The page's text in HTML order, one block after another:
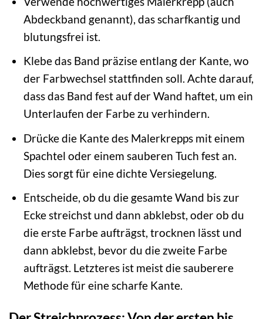
Abdeckband genannt), das scharfkantig und
blutungsfrei ist.
Klebe das Band präzise entlang der Kante, wo
der Farbwechsel stattfinden soll. Achte darauf,
dass das Band fest auf der Wand haftet, um ein
Unterlaufen der Farbe zu verhindern.
Drücke die Kante des Malerkrepps mit einem
Spachtel oder einem sauberen Tuch fest an.
Dies sorgt für eine dichte Versiegelung.
Entscheide, ob du die gesamte Wand bis zur
Ecke streichst und dann abklebst, oder ob du
die erste Farbe aufträgst, trocknen lässt und
dann abklebst, bevor du die zweite Farbe
aufträgst. Letzteres ist meist die sauberere
Methode für eine scharfe Kante.